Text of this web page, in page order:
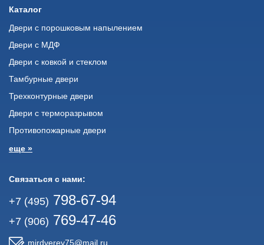
Каталог
Двери с порошковым напылением
Двери с МДФ
Двери с ковкой и стеклом
Тамбурные двери
Трехконтурные двери
Двери с терморазрывом
Противопожарные двери
еще »
Связаться с нами:
+7 (495) 798-67-94
+7 (906) 769-47-46
mirdverey75@mail.ru